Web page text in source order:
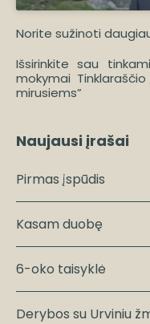
Norite sužinoti
Išsirinkite sau
mokymai
mirusiems”
Naujausi įrašai
Pirmas įspūdis
Kasam duobę
6-oko taisyklė
Derybos su Urviniu